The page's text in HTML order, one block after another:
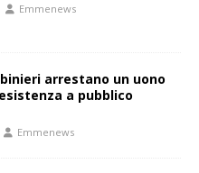
Emmenews
arrestano un uono
a pubblico
Emmenews